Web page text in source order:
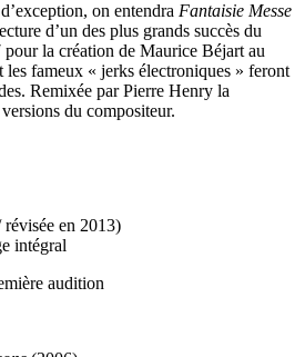
on entendra Fantaisie Messe
d’un des plus grands succès du
la création de Maurice Béjart au
fameux « jerks électroniques » feront
Remixée par Pierre Henry la
du compositeur.
révisée en 2013)
intégral
audition